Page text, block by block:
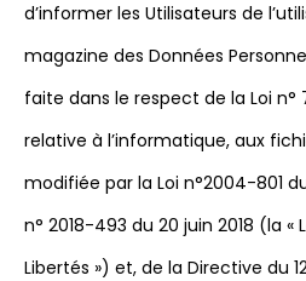
d’informer les Utilisateurs de
magazine des Données
faite dans le respect de la Loi n°
relative à l’informatique, aux
modifiée par la Loi n°2004-801
n° 2018-493 du 20 juin 2018 (la
Libertés ») et, de la Directive du